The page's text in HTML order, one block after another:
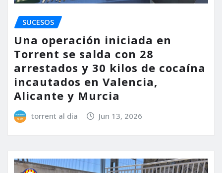
SUCESOS
Una operación iniciada en
Torrent se salda con 28
arrestados y 30 kilos de cocaína
incautados en Valencia,
Alicante y Murcia
torrent al dia Jun 13, 2026